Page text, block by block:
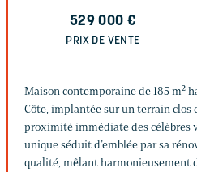
529 000 €
PRIX DE VENTE
Maison contemporaine de 185 m²
Côte, implantée sur un terrain clos
proximité immédiate des célèbres
unique séduit d’emblée par sa
qualité, mêlant harmonieusement